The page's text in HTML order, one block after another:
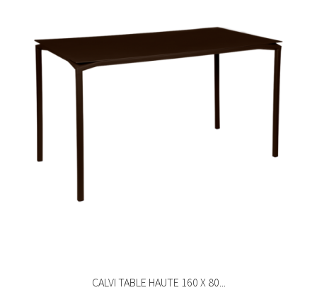
CALVI TABLE HAUTE 160 X 80...